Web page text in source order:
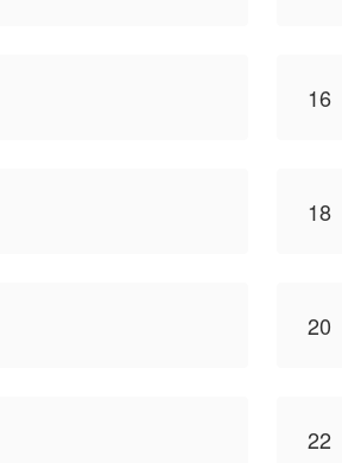
16
18
20
22